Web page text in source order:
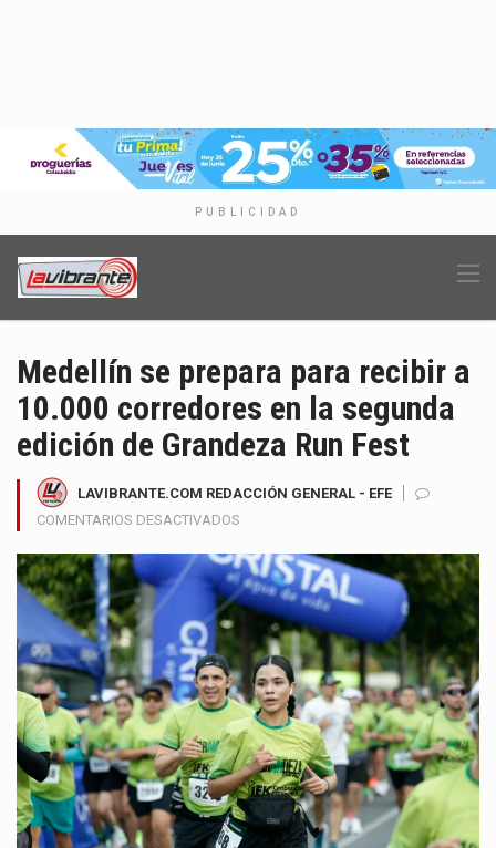
PUBLICIDAD
Medellín se prepara para recibir a
10.000 corredores en la segunda
edición de Grandeza Run Fest
LAVIBRANTE.COM REDACCIÓN GENERAL - EFE
COMENTARIOS DESACTIVADOS
SE
PREPARA
PARA
RECIBIR
A
10.000
CORREDORES
EN
LA
SEGUNDA
EDICIÓN
DE
GRANDEZA